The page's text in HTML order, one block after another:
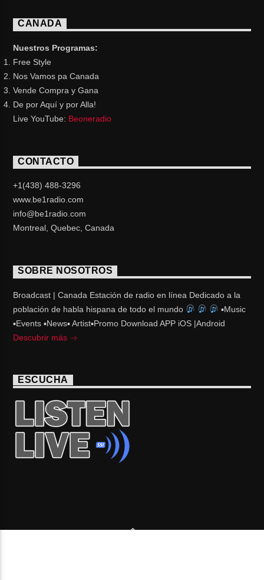
CANADA
Nuestros Programas:
Free Style
Nos Vamos pa Canada
Vende Compra y Gana
De por Aquí y por Alla!
Live YouTube: Beoneradio
CONTACTO
+1(438) 488-3296
www.be1radio.com
info@be1radio.com
Montreal, Quebec, Canada
SOBRE NOSOTROS
Broadcast | Canada Estación de radio en línea Dedicado a la
población de habla hispana de todo el mundo
▪Music
▪Events ▪News▪ Artist▪Promo Download APP iOS |Android
Descubrir más
ESCUCHA